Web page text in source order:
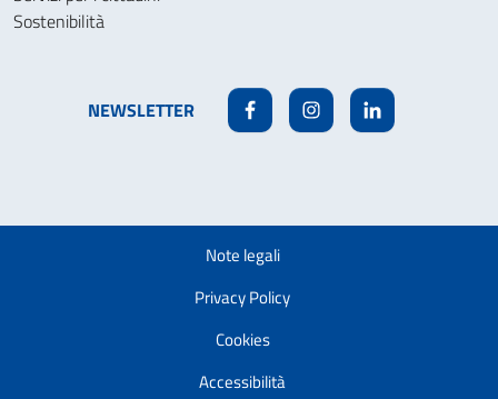
Sostenibilità
NEWSLETTER FacebookInstagramLinkedin
Note legali
Privacy Policy
Cookies
Accessibilità